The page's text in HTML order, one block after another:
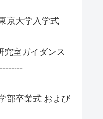
京大学入学式
究室ガイダンス
部卒業式 および